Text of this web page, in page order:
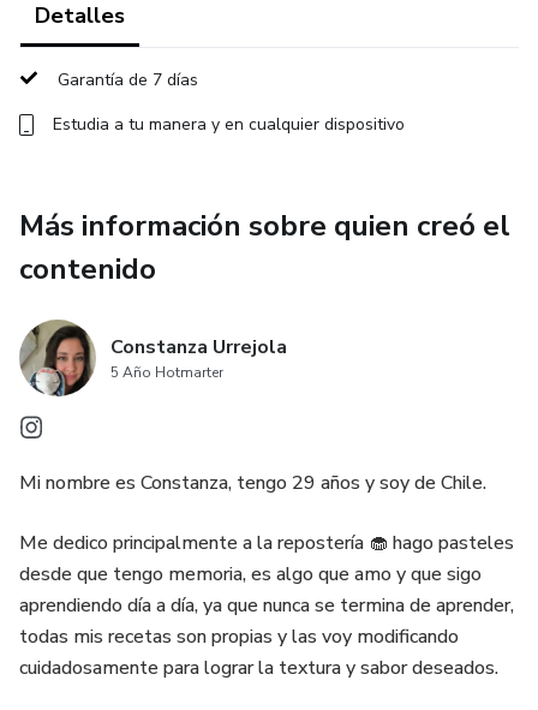
Detalles
Garantía de 7 días
Estudia a tu manera y en cualquier dispositivo
Más información sobre quien creó el
contenido
Constanza Urrejola
5 Año Hotmarter
Mi nombre es Constanza, tengo 29 años y soy de Chile.
Me dedico principalmente a la repostería 🧁 hago pasteles
desde que tengo memoria, es algo que amo y que sigo
aprendiendo día a día, ya que nunca se termina de aprender,
todas mis recetas son propias y las voy modificando
cuidadosamente para lograr la textura y sabor deseados.